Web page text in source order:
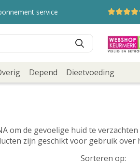
service
Depend Dieetvoeding
om de gevoelige huid te
zijn geschikt voor gebruik over
Sorteren op: